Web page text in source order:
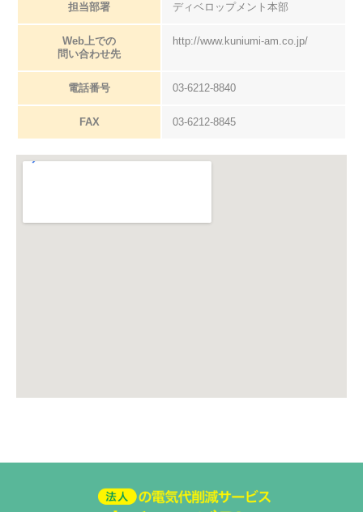
担当部署 ディベロップメント本部
Web上での
問い合わせ先
http://www.kuniumi-am.co.jp/
電話番号 03-6212-8840
FAX 03-6212-8845
法人の電気代削減サービスエネ
チェンジ Biz